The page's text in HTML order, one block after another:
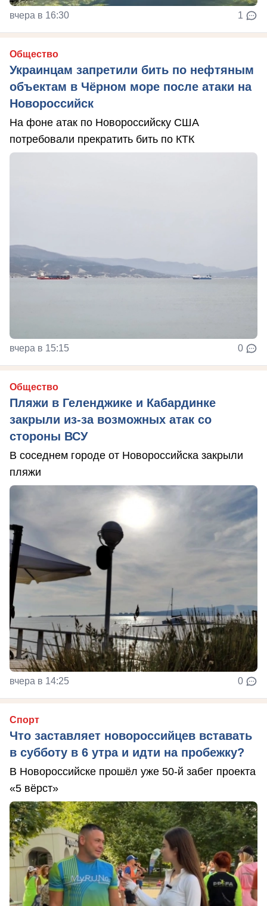
вчера в 16:30 1
Общество
Украинцам запретили бить по нефтяным
объектам в Чёрном море после атаки на
Новороссийск
На фоне атак по Новороссийску США
потребовали прекратить бить по КТК
вчера в 15:15 0
Общество
Пляжи в Геленджике и Кабардинке
закрыли из-за возможных атак со
стороны ВСУ
В соседнем городе от Новороссийска закрыли
пляжи
вчера в 14:25 0
Спорт
Что заставляет новороссийцев вставать
в субботу в 6 утра и идти на пробежку?
В Новороссийске прошёл уже 50-й забег проекта
«5 вёрст»